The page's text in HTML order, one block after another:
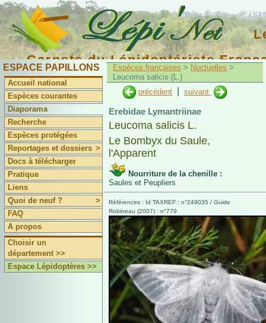
Carnets du Lépidoptériste
ESPACE PAPILLONS
Accueil national
Espèces courantes
Diaporama
Recherche
Espèces protégées
Reportages et dossiers >
Docs à télécharger
Pratique
Liens
Quoi de neuf ?
>
FAQ
A propos
Choisir un
département >>
Espace Lépidoptères >>
Espèces françaises > Noctuelles >
Leucoma salicis (L.)
précédent
suivant
Erebidae Lymantriinae
Leucoma salicis L.
Le Bombyx du Saule,
l'Apparent
Nourriture de la chenille :
Saules et Peupliers
Références : Id TAXREF : n°249035 / Guide
Robineau (2007) : n°779